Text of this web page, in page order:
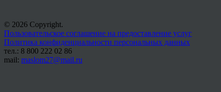
© 2026 Copyright.
Пользовательское соглашение на предоставление услуг
Политика конфиденциальности персональных данных
тел.: 8 800 222 02 86
mail: maslom27@mail.ru